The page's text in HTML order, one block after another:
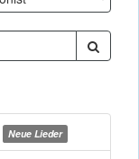
Neue Lieder